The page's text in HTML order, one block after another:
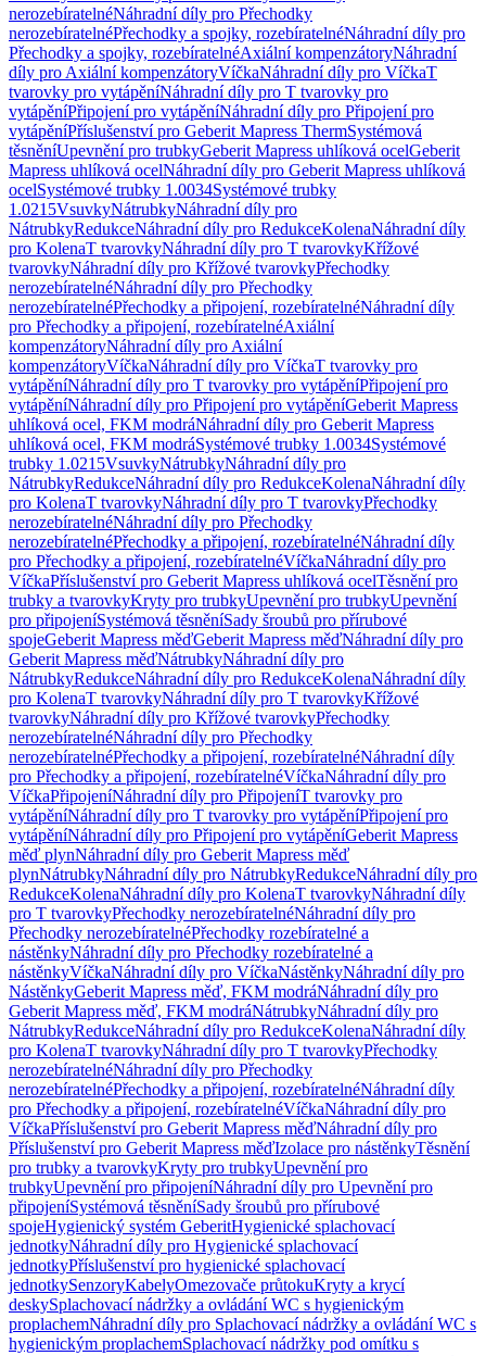
nerozebíratelnéNáhradní díly pro Přechodky
nerozebíratelnéPřechodky a spojky, rozebíratelnéNáhradní díly pro
Přechodky a spojky, rozebíratelnéAxiální kompenzátoryNáhradní
díly pro Axiální kompenzátoryVíčkaNáhradní díly pro VíčkaT
tvarovky pro vytápěníNáhradní díly pro T tvarovky pro
vytápěníPřipojení pro vytápěníNáhradní díly pro Připojení pro
vytápěníPříslušenství pro Geberit Mapress ThermSystémová
těsněníUpevnění pro trubkyGeberit Mapress uhlíková ocelGeberit
Mapress uhlíková ocelNáhradní díly pro Geberit Mapress uhlíková
ocelSystémové trubky 1.0034Systémové trubky
1.0215VsuvkyNátrubkyNáhradní díly pro
NátrubkyRedukceNáhradní díly pro RedukceKolenaNáhradní díly
pro KolenaT tvarovkyNáhradní díly pro T tvarovkyKřížové
tvarovkyNáhradní díly pro Křížové tvarovkyPřechodky
nerozebíratelnéNáhradní díly pro Přechodky
nerozebíratelnéPřechodky a připojení, rozebíratelnéNáhradní díly
pro Přechodky a připojení, rozebíratelnéAxiální
kompenzátoryNáhradní díly pro Axiální
kompenzátoryVíčkaNáhradní díly pro VíčkaT tvarovky pro
vytápěníNáhradní díly pro T tvarovky pro vytápěníPřipojení pro
vytápěníNáhradní díly pro Připojení pro vytápěníGeberit Mapress
uhlíková ocel, FKM modráNáhradní díly pro Geberit Mapress
uhlíková ocel, FKM modráSystémové trubky 1.0034Systémové
trubky 1.0215VsuvkyNátrubkyNáhradní díly pro
NátrubkyRedukceNáhradní díly pro RedukceKolenaNáhradní díly
pro KolenaT tvarovkyNáhradní díly pro T tvarovkyPřechodky
nerozebíratelnéNáhradní díly pro Přechodky
nerozebíratelnéPřechodky a připojení, rozebíratelnéNáhradní díly
pro Přechodky a připojení, rozebíratelnéVíčkaNáhradní díly pro
VíčkaPříslušenství pro Geberit Mapress uhlíková ocelTěsnění pro
trubky a tvarovkyKryty pro trubkyUpevnění pro trubkyUpevnění
pro připojeníSystémová těsněníSady šroubů pro přírubové
spojeGeberit Mapress měďGeberit Mapress měďNáhradní díly pro
Geberit Mapress měďNátrubkyNáhradní díly pro
NátrubkyRedukceNáhradní díly pro RedukceKolenaNáhradní díly
pro KolenaT tvarovkyNáhradní díly pro T tvarovkyKřížové
tvarovkyNáhradní díly pro Křížové tvarovkyPřechodky
nerozebíratelnéNáhradní díly pro Přechodky
nerozebíratelnéPřechodky a připojení, rozebíratelnéNáhradní díly
pro Přechodky a připojení, rozebíratelnéVíčkaNáhradní díly pro
VíčkaPřipojeníNáhradní díly pro PřipojeníT tvarovky pro
vytápěníNáhradní díly pro T tvarovky pro vytápěníPřipojení pro
vytápěníNáhradní díly pro Připojení pro vytápěníGeberit Mapress
měď plynNáhradní díly pro Geberit Mapress měď
plynNátrubkyNáhradní díly pro NátrubkyRedukceNáhradní díly pro
RedukceKolenaNáhradní díly pro KolenaT tvarovkyNáhradní díly
pro T tvarovkyPřechodky nerozebíratelnéNáhradní díly pro
Přechodky nerozebíratelnéPřechodky rozebíratelné a
nástěnkyNáhradní díly pro Přechodky rozebíratelné a
nástěnkyVíčkaNáhradní díly pro VíčkaNástěnkyNáhradní díly pro
NástěnkyGeberit Mapress měď, FKM modráNáhradní díly pro
Geberit Mapress měď, FKM modráNátrubkyNáhradní díly pro
NátrubkyRedukceNáhradní díly pro RedukceKolenaNáhradní díly
pro KolenaT tvarovkyNáhradní díly pro T tvarovkyPřechodky
nerozebíratelnéNáhradní díly pro Přechodky
nerozebíratelnéPřechodky a připojení, rozebíratelnéNáhradní díly
pro Přechodky a připojení, rozebíratelnéVíčkaNáhradní díly pro
VíčkaPříslušenství pro Geberit Mapress měďNáhradní díly pro
Příslušenství pro Geberit Mapress měďIzolace pro nástěnkyTěsnění
pro trubky a tvarovkyKryty pro trubkyUpevnění pro
trubkyUpevnění pro připojeníNáhradní díly pro Upevnění pro
připojeníSystémová těsněníSady šroubů pro přírubové
spojeHygienický systém GeberitHygienické splachovací
jednotkyNáhradní díly pro Hygienické splachovací
jednotkyPříslušenství pro hygienické splachovací
jednotkySenzoryKabelyOmezovače průtokuKryty a krycí
deskySplachovací nádržky a ovládání WC s hygienickým
proplachemNáhradní díly pro Splachovací nádržky a ovládání WC s
hygienickým proplachemSplachovací nádržky pod omítku s